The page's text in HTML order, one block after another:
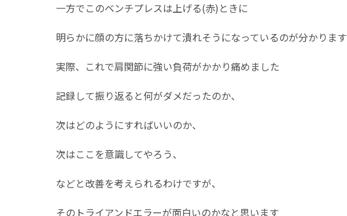
一方でこのベンチプレスは上げる(赤)ときに
明らかに顔の方に落ちかけて潰れそうになっているのが分かります
実際、これで肩関節に強い負荷がかかり痛めました
記録して振り返ると何がダメだったのか、
次はどのようにすればいいのか、
次はここを意識してやろう、
などと改善を考えられるわけですが、
そのトライアンドエラーが面白いのかなと思います